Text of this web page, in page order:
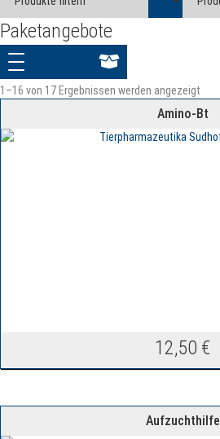
Paketangebote
1–16 von 17 Ergebnissen werden angezeigt
Amino-Bt
12,50 €
Aufzuchthilfe